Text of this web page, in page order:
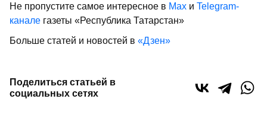
Не пропустите самое интересное в Max и Telegram-
канале газеты «Республика Татарстан»
Больше статей и новостей в «Дзен»
Поделиться статьей в
социальных сетях